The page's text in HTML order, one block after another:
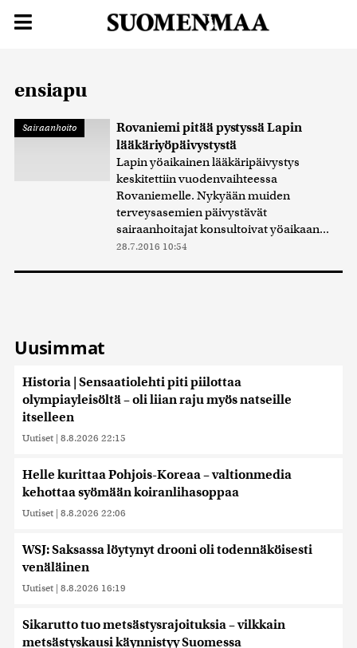
ensiapu
Sairaanhoito
Rovaniemi pitää pystyssä Lapin
lääkäriyöpäivystystä
Lapin yöaikainen lääkäripäivystys
keskitettiin vuodenvaihteessa
Rovaniemelle. Nykyään muiden
terveysasemien päivystävät
sairaanhoitajat konsultoivat yöaikaan...
28.7.2016 10:54
Uusimmat
Historia | Sensaatiolehti piti piilottaa
olympiayleisöltä – oli liian raju myös natseille
itselleen
Uutiset | 8.8.2026 22:15
Helle kurittaa Pohjois-Koreaa – valtionmedia
kehottaa syömään koiranlihasoppaa
Uutiset | 8.8.2026 22:06
WSJ: Saksassa löytynyt drooni oli todennäköisesti
venäläinen
Uutiset | 8.8.2026 16:19
Sikarutto tuo metsästysrajoituksia – vilkkain
metsästyskausi käynnistyy Suomessa